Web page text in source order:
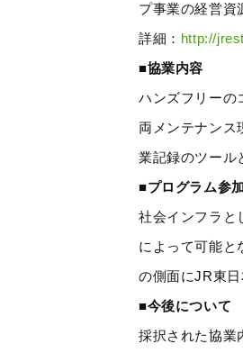
プ事業の経営資
詳細： http://
■協業内容
ハンズフリーの
両メンテナンス
業記録のツール
■プログラム参
社会インフラと
によって可能と
の側面にJR東
■今後について
採択された協業